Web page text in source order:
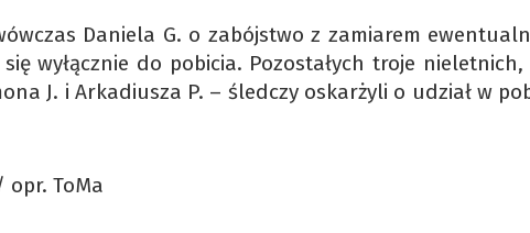
Daniela G. o zabójstwo z zamiarem
wyłącznie do pobicia. Pozostałych troje
J. i Arkadiusza P. – śledczy oskarżyli o udział w
opr. ToMa